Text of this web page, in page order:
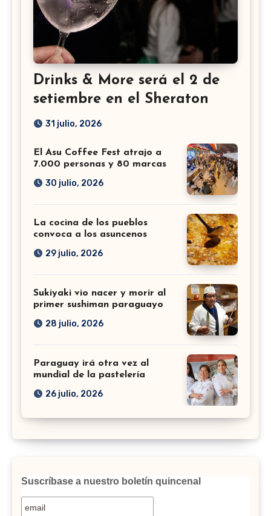
Drinks & More será el 2 de
setiembre en el Sheraton
31 julio, 2026
El Asu Coffee Fest atrajo a
7.000 personas y 80 marcas
30 julio, 2026
La cocina de los pueblos
convoca a los asuncenos
29 julio, 2026
Sukiyaki vio nacer y morir al
primer sushiman paraguayo
28 julio, 2026
Paraguay irá otra vez al
mundial de la pastelería
26 julio, 2026
Suscríbase a nuestro boletín quincenal